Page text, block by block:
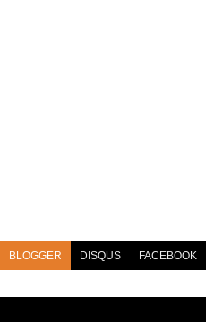
BLOGGER DISQUS FACEBOOK